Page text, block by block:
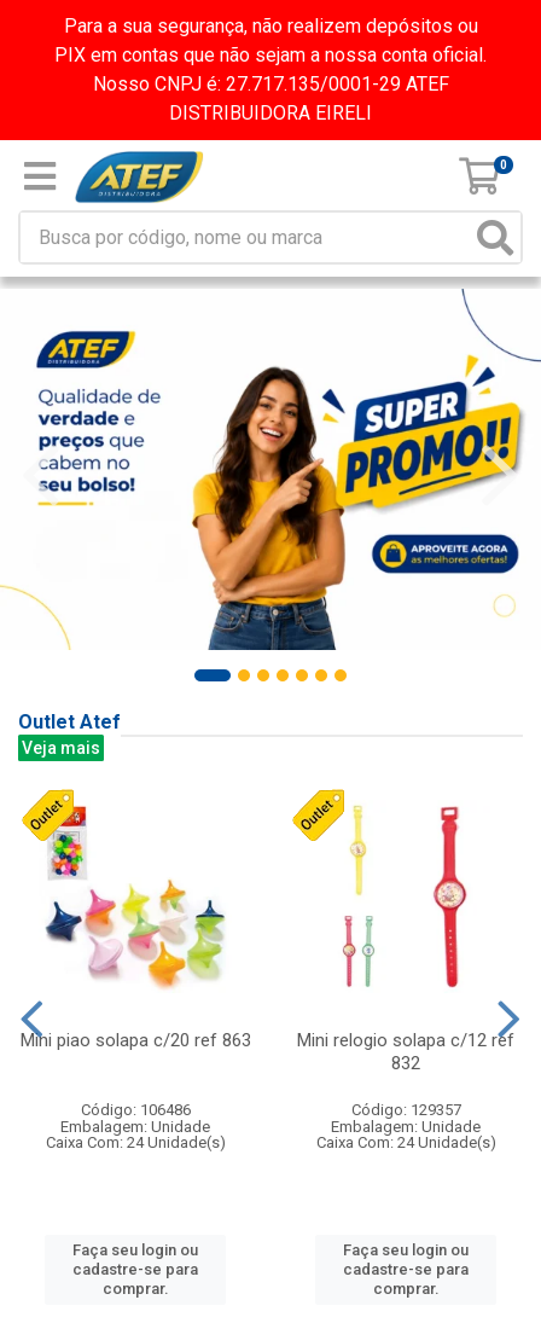
Para a sua segurança, não realizem depósitos ou
PIX em contas que não sejam a nossa conta oficial.
Nosso CNPJ é: 27.717.135/0001-29 ATEF
DISTRIBUIDORA EIRELI
0
Outlet Atef
Veja mais
Mini piao solapa c/20 ref 863
Código: 106486
Embalagem: Unidade
Caixa Com: 24 Unidade(s)
Faça seu login ou
cadastre-se para
comprar.
Mini relogio solapa c/12 ref
832
Código: 129357
Embalagem: Unidade
Caixa Com: 24 Unidade(s)
Faça seu login ou
cadastre-se para
comprar.